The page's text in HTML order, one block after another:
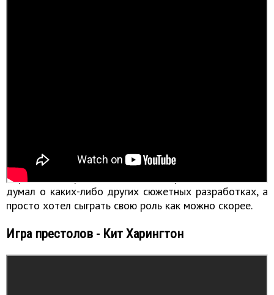
узнал, какую смерть для него приготовил Роберт
Киркман. Актер был настолько очарован, что даже не
думал о каких-либо других сюжетных разработках, а
просто хотел сыграть свою роль как можно скорее.
Игра престолов - Кит Харингтон